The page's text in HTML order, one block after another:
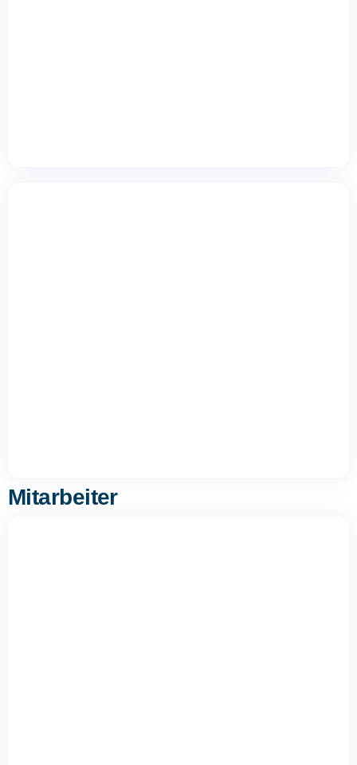
Mitarbeiter